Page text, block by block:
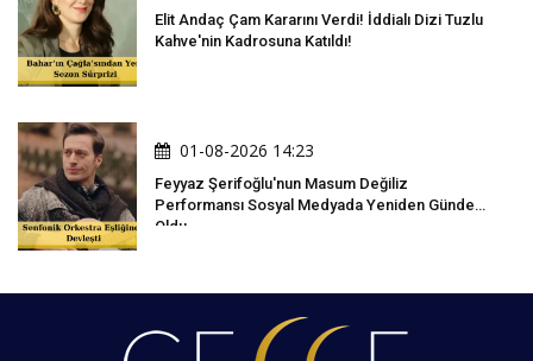
Elit Andaç Çam Kararını Verdi! İddialı Dizi Tuzlu
Kahve'nin Kadrosuna Katıldı!
01-08-2026 14:23
Feyyaz Şerifoğlu'nun Masum Değiliz
Performansı Sosyal Medyada Yeniden Gündem
Oldu